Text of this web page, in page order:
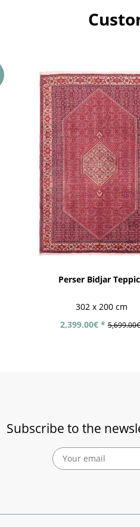
Perser Bidjar
302 x 200 cm
2,399.00€ *
Subscribe to the